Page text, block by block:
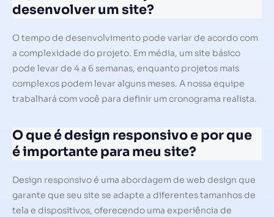
desenvolver um site?
O tempo de desenvolvimento pode variar de acordo com
a complexidade do projeto. Em média, um site básico
pode levar de 4 a 6 semanas, enquanto projetos mais
complexos podem levar alguns meses. A nossa equipe
trabalhará com você para definir um cronograma realista.
O que é design responsivo e por que
é importante para meu site?
Design responsivo é uma abordagem de web design que
garante que seu site se adapte a diferentes tamanhos de
tela e dispositivos, oferecendo uma experiência de